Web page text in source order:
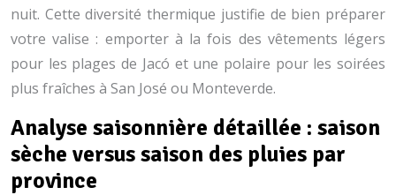
nuit. Cette diversité thermique justifie de bien préparer
votre valise : emporter à la fois des vêtements légers
pour les plages de Jacó et une polaire pour les soirées
plus fraîches à San José ou Monteverde.
Analyse saisonnière détaillée : saison
sèche versus saison des pluies par
province